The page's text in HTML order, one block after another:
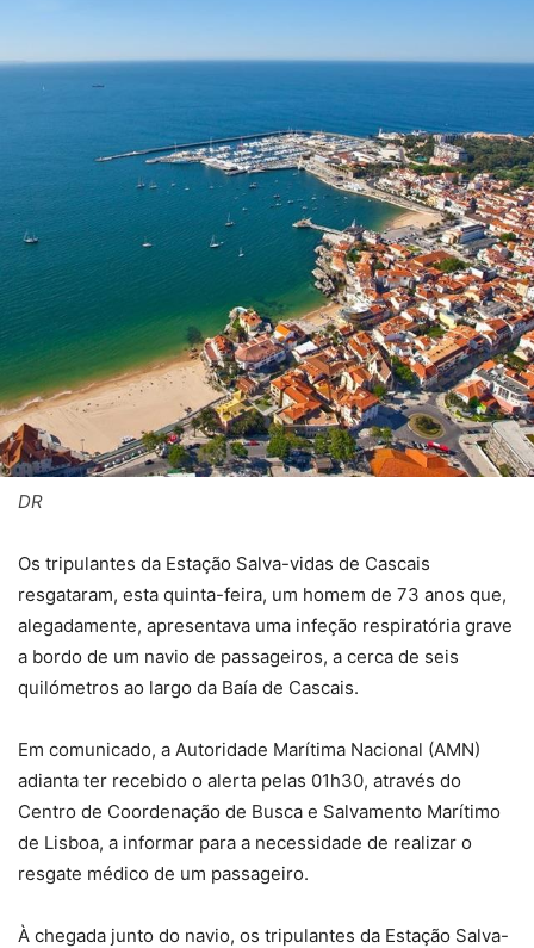
DR
Os tripulantes da Estação Salva-vidas de Cascais
resgataram, esta quinta-feira, um homem de 73 anos que,
alegadamente, apresentava uma infeção respiratória grave
a bordo de um navio de passageiros, a cerca de seis
quilómetros ao largo da Baía de Cascais.
Em comunicado, a Autoridade Marítima Nacional (AMN)
adianta ter recebido o alerta pelas 01h30, através do
Centro de Coordenação de Busca e Salvamento Marítimo
de Lisboa, a informar para a necessidade de realizar o
resgate médico de um passageiro.
À chegada junto do navio, os tripulantes da Estação Salva-